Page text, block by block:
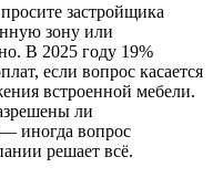
застройщика
зону или
В 2025 году 19%
если вопрос касается
встроенной мебели.
ли
— иногда вопрос
решает всё.